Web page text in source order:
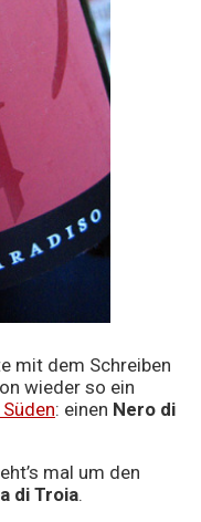
mit dem Schreiben
wieder so ein
: einen Nero di
mal um den
di Troia.